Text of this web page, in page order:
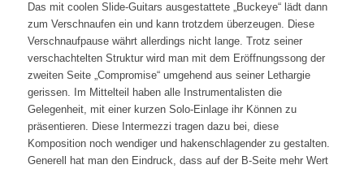
Das mit coolen Slide-Guitars ausgestattete „Buckeye“ lädt dann
zum Verschnaufen ein und kann trotzdem überzeugen. Diese
Verschnaufpause währt allerdings nicht lange. Trotz seiner
verschachtelten Struktur wird man mit dem Eröffnungssong der
zweiten Seite „Compromise“ umgehend aus seiner Lethargie
gerissen. Im Mittelteil haben alle Instrumentalisten die
Gelegenheit, mit einer kurzen Solo-Einlage ihr Können zu
präsentieren. Diese Intermezzi tragen dazu bei, diese
Komposition noch wendiger und hakenschlagender zu gestalten.
Generell hat man den Eindruck, dass auf der B-Seite mehr Wert